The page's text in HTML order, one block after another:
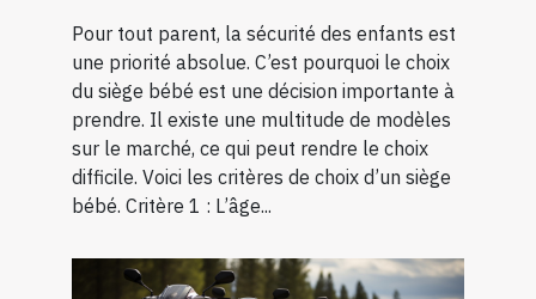
Pour tout parent, la sécurité des enfants est
une priorité absolue. C’est pourquoi le choix
du siège bébé est une décision importante à
prendre. Il existe une multitude de modèles
sur le marché, ce qui peut rendre le choix
difficile. Voici les critères de choix d’un siège
bébé. Critère 1 : L’âge...